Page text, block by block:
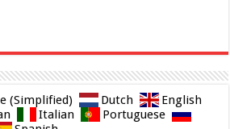
(Simplified) Dutch
English
Italian
Portuguese